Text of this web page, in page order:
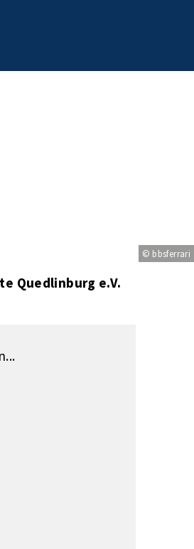
© bbsferrari
Quedlinburg e.V.